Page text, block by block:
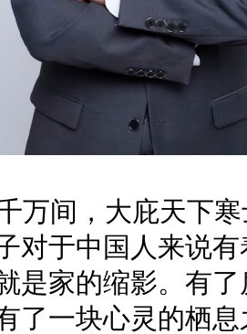
万间，大庇天下
对于中国人来说
是家的缩影。有
了一块心灵的栖